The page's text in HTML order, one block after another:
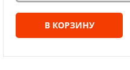
В КОРЗИНУ